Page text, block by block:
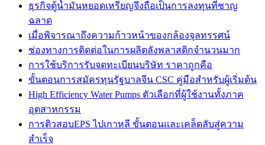
ธุรกิจตู้น้ำมันหยอดเหรียญจึงถือเป็นการลงทุนที่ชาญ
ฉลาด
เมื่อพิจารณาถึงความก้าวหน้าของกล้องจุลทรรศน์
ช่องทางการติดต่อในการผลิตลังพลาสติกจำนวนมาก
การใช้บริการรับจดทะเบียนบริษัท ราคาถูกคือ
ขั้นตอนการสมัครทุนรัฐบาลจีน CSC คู่มือสำหรับผู้เริ่มต้น
High Efficiency Water Pumps ตัวเลือกที่ผู้ใช้งานทั้งภาค
อุตสาหกรรม
การติวสอบEPS ไปเกาหลี ขั้นตอนและเคล็ดลับสู่ความ
สำเร็จ